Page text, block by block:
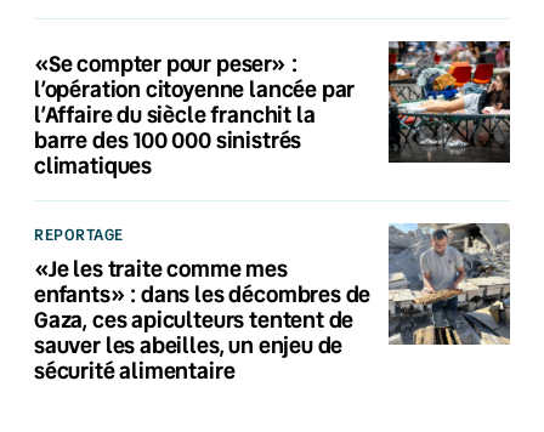
«Se compter pour peser» :
l’opération citoyenne lancée par
l’Affaire du siècle franchit la
barre des 100 000 sinistrés
climatiques
REPORTAGE
«Je les traite comme mes
enfants» : dans les décombres de
Gaza, ces apiculteurs tentent de
sauver les abeilles, un enjeu de
sécurité alimentaire